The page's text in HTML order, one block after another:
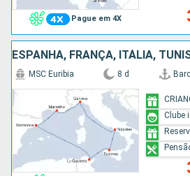
Pague em 4X
ESPANHA, FRANÇA, ITÁLIA,
MSC Euribia 8 d
Clube